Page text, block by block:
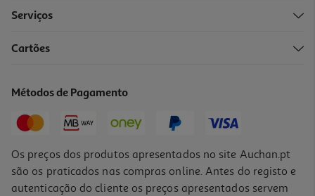
Serviços
Cartões
Métodos de Pagamento
Os preços dos produtos apresentados no site Auchan.pt
são os praticados nas compras online. Antes do registo e
autenticação do cliente os preços apresentados servem